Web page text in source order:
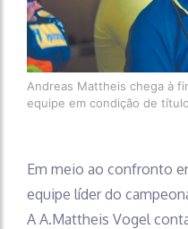
Andreas Mattheis chega à
equipe em condição de
Em meio ao confronto
equipe líder do
A A.Mattheis Vogel